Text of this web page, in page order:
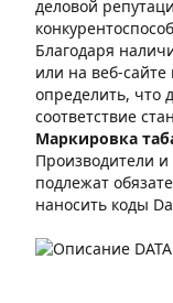
деловой
Благодаря
или на веб-
определить, что
соответствие
Маркировка
Производители
подлежат
наносить коды